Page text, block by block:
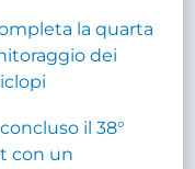
la quarta
dei
il 38°
con un